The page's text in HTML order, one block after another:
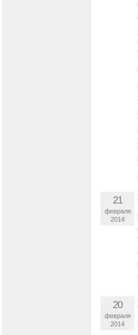
21
февраля
2014
20
февраля
2014